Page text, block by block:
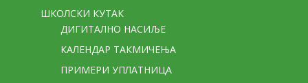
ШКОЛСКИ КУТАК
ДИГИТАЛНО НАСИЉЕ
КАЛЕНДАР ТАКМИЧЕЊА
ПРИМЕРИ УПЛАТНИЦА